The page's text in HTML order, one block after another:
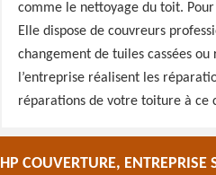
comme le nettoyage du toit.
Elle dispose de couvreurs
changement de tuiles cassées
l’entreprise réalisent les
réparations de votre toiture à ce
HP COUVERTURE, ENTREPRISE